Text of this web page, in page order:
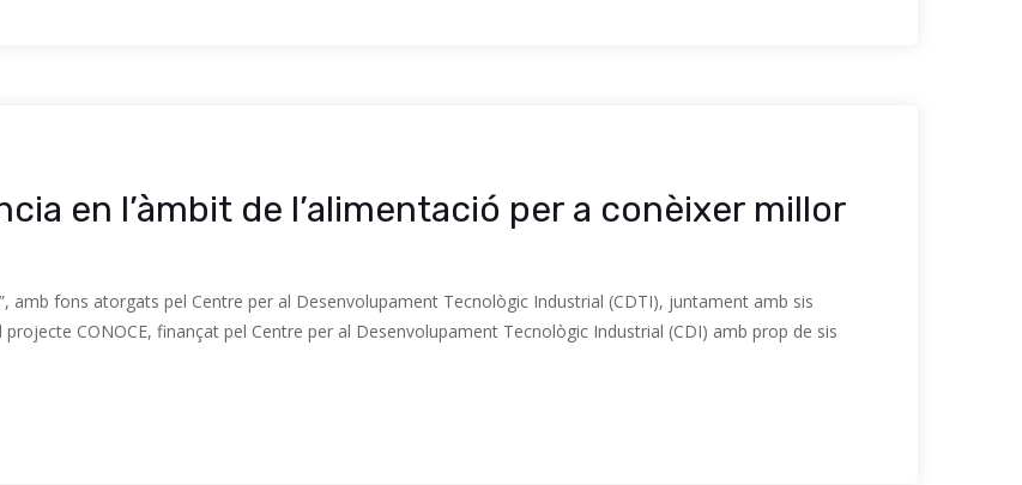
en l’àmbit de l’alimentació per a conèixer millor
amb fons atorgats pel Centre per al Desenvolupament Tecnològic Industrial (CDTI), juntament amb sis
CONOCE, finançat pel Centre per al Desenvolupament Tecnològic Industrial (CDI) amb prop de sis